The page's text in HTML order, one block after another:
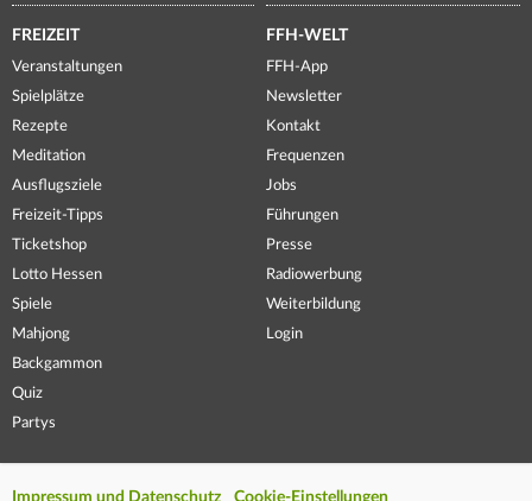
FREIZEIT
Veranstaltungen
Spielplätze
Rezepte
Meditation
Ausflugsziele
Freizeit-Tipps
Ticketshop
Lotto Hessen
Spiele
Mahjong
Backgammon
Quiz
Partys
FFH-WELT
FFH-App
Newsletter
Kontakt
Frequenzen
Jobs
Führungen
Presse
Radiowerbung
Weiterbildung
Login
Impressum und Datenschutz Cookie-Einstellungen